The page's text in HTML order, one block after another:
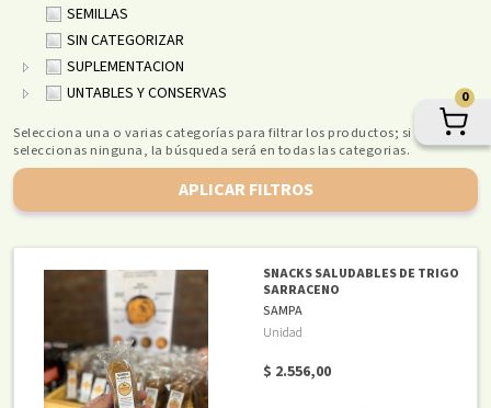
SEMILLAS
SIN CATEGORIZAR
SUPLEMENTACION
UNTABLES Y CONSERVAS
Selecciona una o varias categorías para filtrar los productos; si no
seleccionas ninguna, la búsqueda será en todas las categorias.
APLICAR FILTROS
SNACKS SALUDABLES DE TRIGO
SARRACENO
SAMPA
Unidad
$ 2.556,00
0